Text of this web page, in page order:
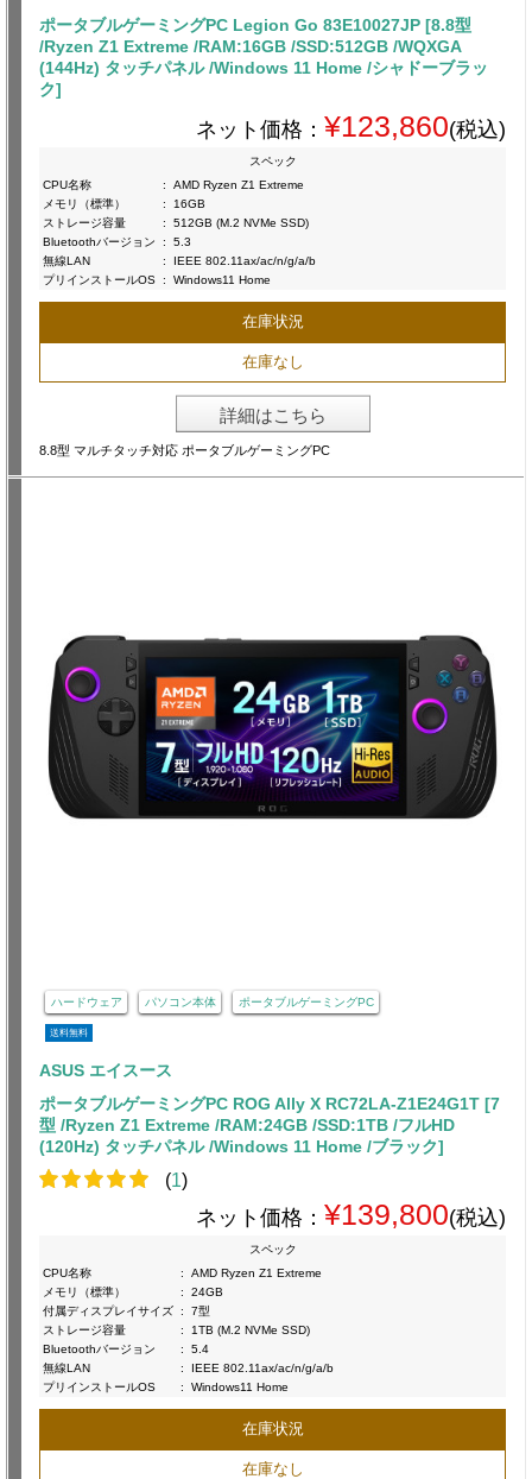
ポータブルゲーミングPC Legion Go 83E10027JP [8.8型
/Ryzen Z1 Extreme /RAM:16GB /SSD:512GB /WQXGA
(144Hz) タッチパネル /Windows 11 Home /シャドーブラッ
ク]
ネット価格： ¥123,860(税込)
スペック
CPU名称
:
AMD Ryzen Z1 Extreme
メモリ（標準）
:
16GB
ストレージ容量
:
512GB (M.2 NVMe SSD)
Bluetoothバージョン
:
5.3
無線LAN
:
IEEE 802.11ax/ac/n/g/a/b
プリインストールOS : Windows11 Home
在庫状況
在庫なし
詳細はこちら
8.8型 マルチタッチ対応 ポータブルゲーミングPC
ハードウェア パソコン本体 ポータブルゲーミングPC
送料無料
ASUS エイスース
ポータブルゲーミングPC ROG Ally X RC72LA-Z1E24G1T [7
型 /Ryzen Z1 Extreme /RAM:24GB /SSD:1TB /フルHD
(120Hz) タッチパネル /Windows 11 Home /ブラック]
(1)
ネット価格： ¥139,800(税込)
スペック
CPU名称
:
AMD Ryzen Z1 Extreme
メモリ（標準）
:
24GB
付属ディスプレイサイズ :
7型
ストレージ容量
:
1TB (M.2 NVMe SSD)
Bluetoothバージョン
:
5.4
無線LAN
:
IEEE 802.11ax/ac/n/g/a/b
プリインストールOS
: Windows11 Home
在庫状況
在庫なし